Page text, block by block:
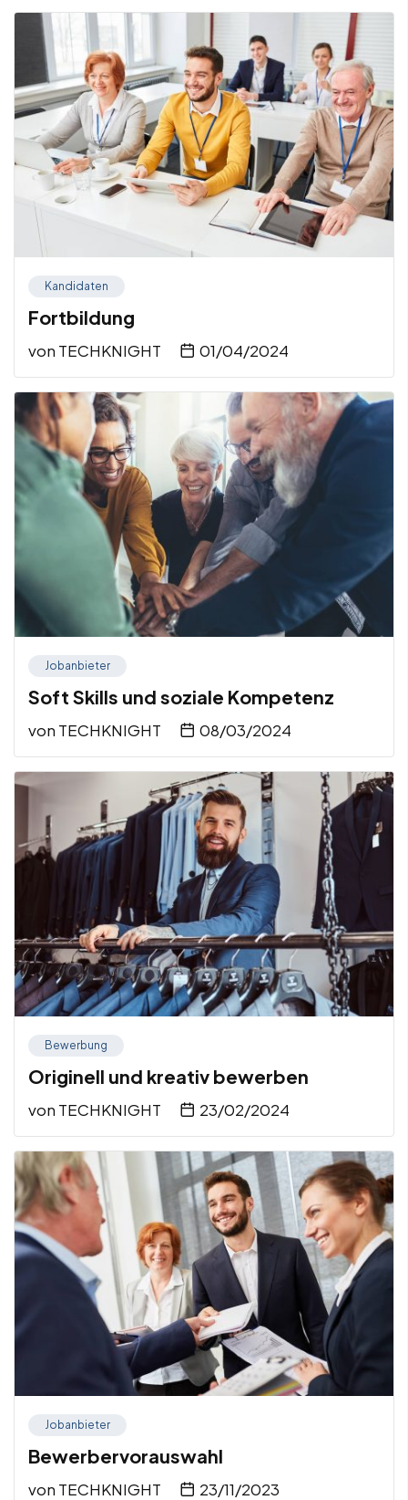
Kandidaten
Fortbildung
von TECHKNIGHT 01/04/2024
Jobanbieter
Soft Skills und soziale Kompetenz
von TECHKNIGHT 08/03/2024
Bewerbung
Originell und kreativ bewerben
von TECHKNIGHT 23/02/2024
Jobanbieter
Bewerbervorauswahl
von TECHKNIGHT 23/11/2023